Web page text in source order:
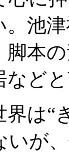
池
脚本
など
は“
いが